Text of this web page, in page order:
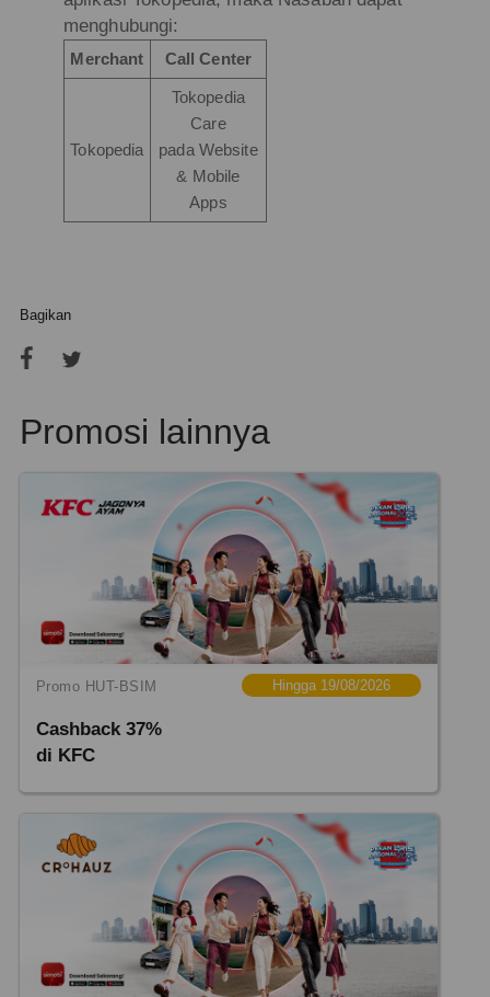
menghubungi:
Merchant Call Center
Tokopedia
Tokopedia
Care
pada Website
& Mobile
Apps
Bagikan
Promosi lainnya
Promo HUT-BSIM Hingga 19/08/2026
Cashback 37%
di KFC